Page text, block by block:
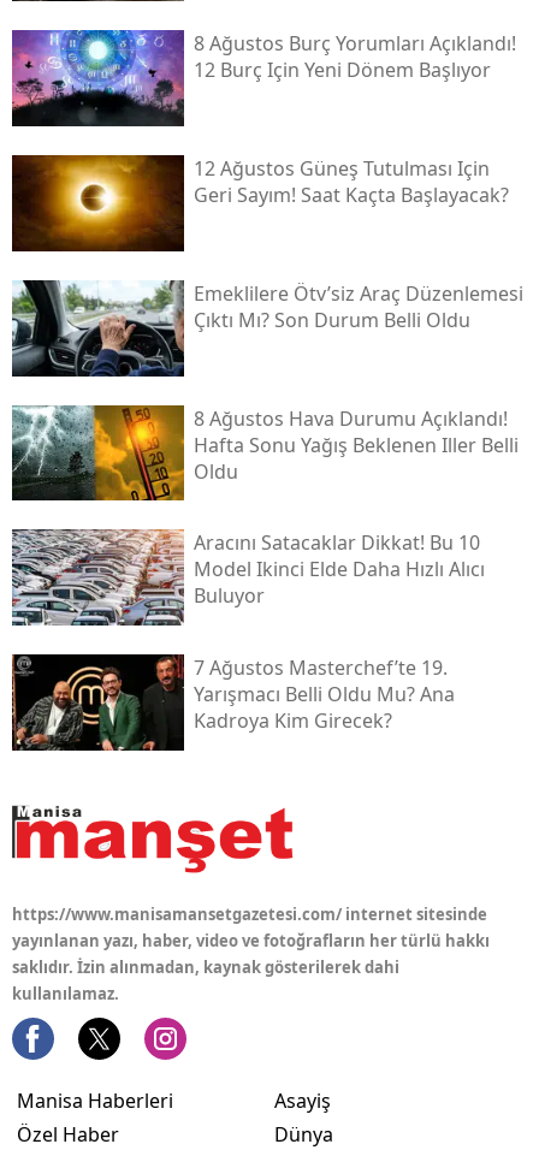
8 Ağustos Burç Yorumları Açıklandı!
12 Burç Için Yeni Dönem Başlıyor
12 Ağustos Güneş Tutulması Için
Geri Sayım! Saat Kaçta Başlayacak?
Emeklilere Ötv’siz Araç Düzenlemesi
Çıktı Mı? Son Durum Belli Oldu
8 Ağustos Hava Durumu Açıklandı!
Hafta Sonu Yağış Beklenen Iller Belli
Oldu
Aracını Satacaklar Dikkat! Bu 10
Model Ikinci Elde Daha Hızlı Alıcı
Buluyor
7 Ağustos Masterchef’te 19.
Yarışmacı Belli Oldu Mu? Ana
Kadroya Kim Girecek?
https://www.manisamansetgazetesi.com/ internet sitesinde
yayınlanan yazı, haber, video ve fotoğrafların her türlü hakkı
saklıdır. İzin alınmadan, kaynak gösterilerek dahi
kullanılamaz.
Manisa Haberleri
Özel Haber
Asayiş
Dünya